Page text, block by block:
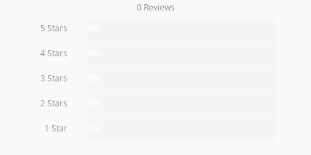
0 Reviews
5 Stars
4 Stars
3 Stars
2 Stars
1 Star